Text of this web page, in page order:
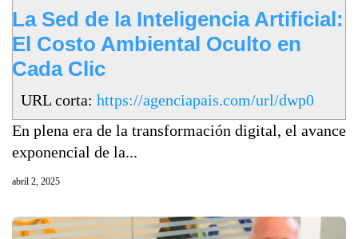
La Sed de la Inteligencia Artificial:
El Costo Ambiental Oculto en
Cada Clic
URL corta: https://agenciapais.com/url/dwp0
En plena era de la transformación digital, el avance
exponencial de la...
abril 2, 2025